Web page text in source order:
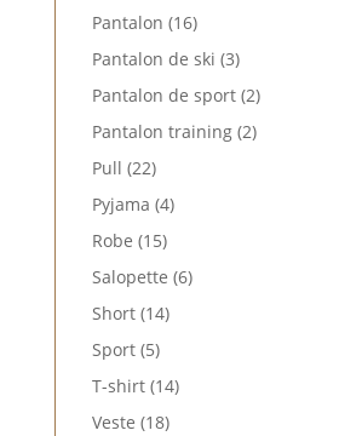
produits
Pantalon 1616
produits
Pantalon de ski 33
produits
Pantalon de sport 22
produits
Pantalon training 22
Pull 2222
produits
Pyjama 44
Robe 1515
produits
Salopette 66
Short 1414
Sport 55
produits
T-shirt 1414
Veste 1818